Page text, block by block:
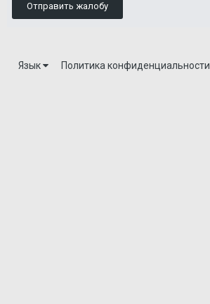
Отправить жалобу
Язык Политика конфиденциальности